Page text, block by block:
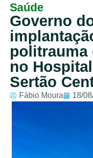
Saúde
Governo
politrauma
no
Sertão
Fábio Moura 18/